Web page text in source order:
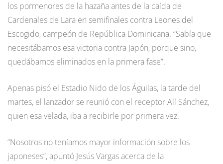
los pormenores de la hazaña antes de la caída de
Cardenales de Lara en semifinales contra Leones del
Escogido, campeón de República Dominicana. “Sabía que
necesitábamos esa victoria contra Japón, porque sino,
quedábamos eliminados en la primera fase”.
Apenas pisó el Estadio Nido de los Águilas, la tarde del
martes, el lanzador se reunió con el receptor Alí Sánchez,
quien esa velada, iba a recibirle por primera vez.
“Nosotros no teníamos mayor información sobre los
japoneses”, apuntó Jesús Vargas acerca de la